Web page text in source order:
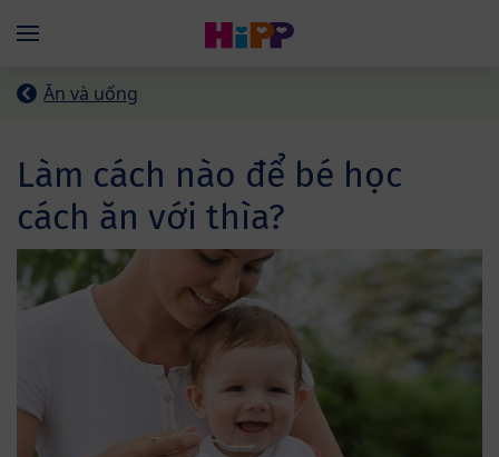
Menü
Ăn và uống
Làm cách nào để bé học
cách ăn với thìa?